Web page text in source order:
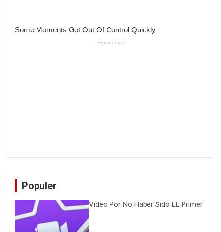
Populer
Video Por No Haber Sido EL Primer